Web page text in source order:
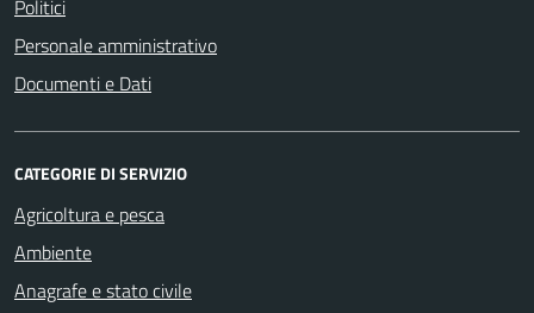
Politici
Personale amministrativo
Documenti e Dati
CATEGORIE DI SERVIZIO
Agricoltura e pesca
Ambiente
Anagrafe e stato civile